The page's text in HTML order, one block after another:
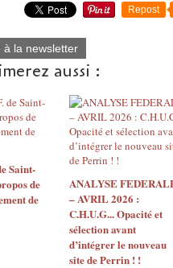
Repost
à la newsletter
aussi :
Saint-
de
de
ANALYSE
– AVRIL 2026 :
C.H.U.G... Opacité et
sélection avant
d’intégrer le nouveau
site de Perrin ! !